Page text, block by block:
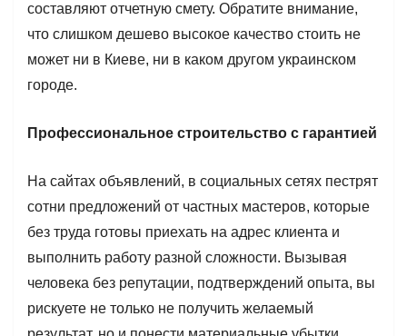
составляют отчетную смету. Обратите внимание,
что слишком дешево высокое качество стоить не
может ни в Киеве, ни в каком другом украинском
городе.
Профессиональное строительство с гарантией
На сайтах объявлений, в социальных сетях пестрят
сотни предложений от частных мастеров, которые
без труда готовы приехать на адрес клиента и
выполнить работу разной сложности. Вызывая
человека без репутации, подтверждений опыта, вы
рискуете не только не получить желаемый